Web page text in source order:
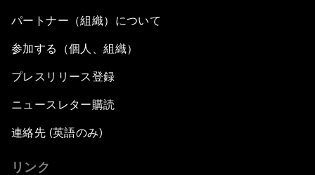
パートナー（組織）について
参加する（個人、組織）
プレスリリース登録
ニュースレター購読
連絡先 (英語のみ)
リンク